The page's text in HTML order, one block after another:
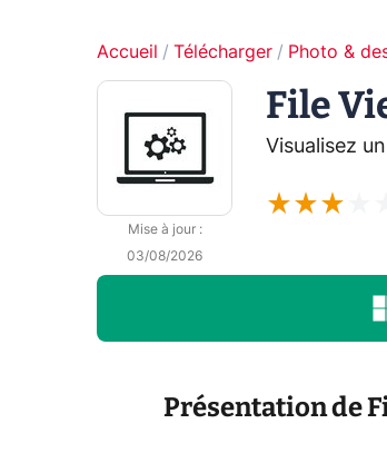
Accueil Télécharger Photo &
Mise à jour:
03/08/2026
File
Visualisez
Présentation de